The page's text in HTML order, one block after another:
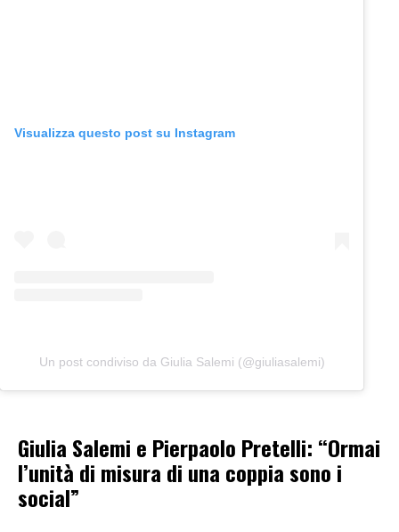
Visualizza questo post su Instagram
Un post condiviso da Giulia Salemi (@giuliasalemi)
Giulia Salemi e Pierpaolo Pretelli: “Ormai
l’unità di misura di una coppia sono i
social”